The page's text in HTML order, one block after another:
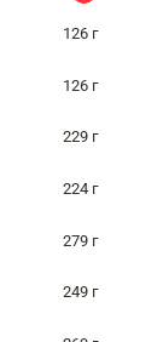
126 г
126 г
229 г
224 г
279 г
249 г